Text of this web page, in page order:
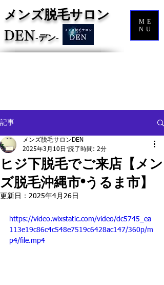
メンズ脱毛サロン
DEN‐デン‐
ME
NU
記事
ヒジ下脱毛でご来店【メン
ズ脱毛沖縄市•うるま市】
メンズ脱毛サロンDEN
2025年3月10日 読了時間: 2分
更新日： 2025年4月26日
https://video.wixstatic.com/video/dc5745_ea
113e19c86c4c548e7519c6428ac147/360p/m
p4/file.mp4